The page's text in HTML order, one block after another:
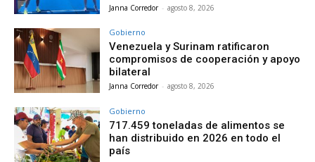
Janna Corredor - agosto 8, 2026
Gobierno
Venezuela y Surinam ratificaron
compromisos de cooperación y apoyo
bilateral
Janna Corredor - agosto 8, 2026
Gobierno
717.459 toneladas de alimentos se
han distribuido en 2026 en todo el
país